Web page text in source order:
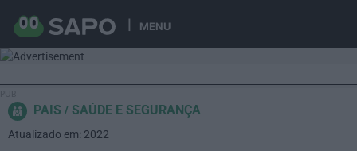
MENU
PAIS SAÚDE E SEGURANÇA
Atualizado em: 2022